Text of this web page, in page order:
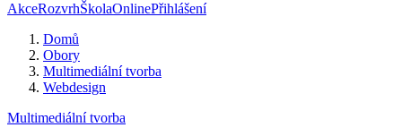
AkceRozvrhŠkolaOnlinePřihlášení
Domů
Obory
Multimediální tvorba
Webdesign
Multimediální tvorba